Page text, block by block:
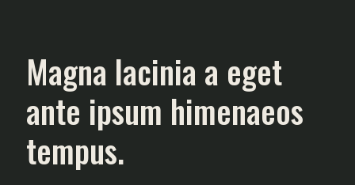
Magna lacinia a eget
ante ipsum himenaeos
tempus.